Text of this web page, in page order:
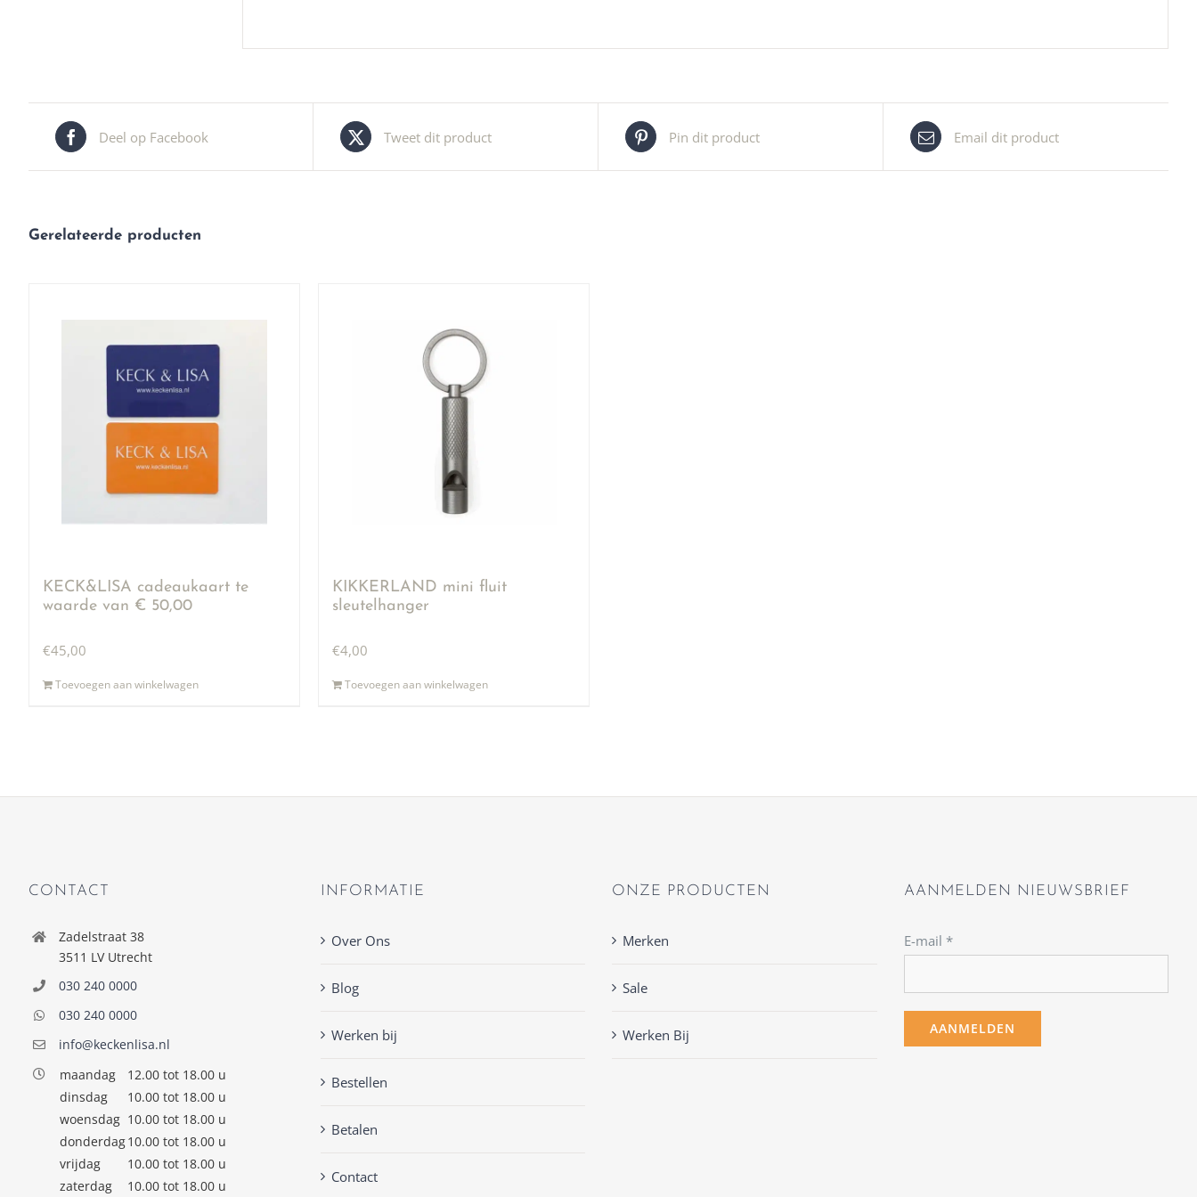
Deel op Facebook Tweet dit product Pin dit product Email dit product
Gerelateerde producten
KECK&LISA cadeaukaart te
waarde van € 50,00
€45,00
Toevoegen aan winkelwagen
KIKKERLAND mini fluit
sleutelhanger
€4,00
Toevoegen aan winkelwagen
CONTACT
Zadelstraat 38
3511 LV Utrecht
030 240 0000
030 240 0000
info@keckenlisa.nl
maandag
12.00 tot 18.00 u
dinsdag
10.00 tot 18.00 u
woensdag 10.00 tot 18.00 u
donderdag10.00 tot 18.00 u
vrijdag
10.00 tot 18.00 u
zaterdag
10.00 tot 18.00 u
INFORMATIE
Over Ons
Blog
Werken bij
Bestellen
Betalen
Contact
ONZE PRODUCTEN
Merken
Sale
Werken Bij
AANMELDEN NIEUWSBRIEF
E-mail *